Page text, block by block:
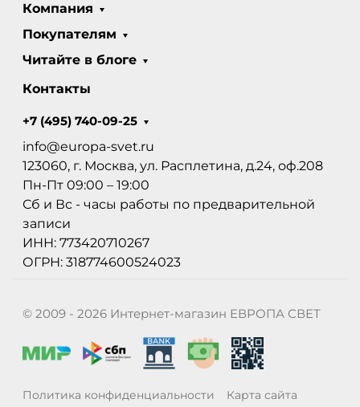
Компания
Покупателям
Читайте в блоге
Контакты
+7 (495) 740-09-25
info@europa-svet.ru
123060, г. Москва, ул. Расплетина, д.24, оф.208
Пн-Пт 09:00 – 19:00
Сб и Вс - часы работы по предварительной
записи
ИНН: 773420710267
ОГРН: 318774600524023
© 2009 - 2026 Интернет-магазин ЕВРОПА СВЕТ
Политика конфиденциальности Карта сайта